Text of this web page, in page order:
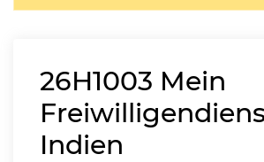
26H1003 Mein
Indien